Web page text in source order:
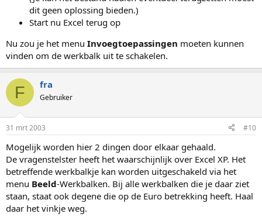
dit geen oplossing bieden.)
Start nu Excel terug op
Nu zou je het menu Invoegtoepassingen moeten kunnen
vinden om de werkbalk uit te schakelen.
F fra
Gebruiker
31 mrt 2003 #10
Mogelijk worden hier 2 dingen door elkaar gehaald.
De vragenstelster heeft het waarschijnlijk over Excel XP. Het
betreffende werkbalkje kan worden uitgeschakeld via het
menu Beeld-Werkbalken. Bij alle werkbalken die je daar ziet
staan, staat ook degene die op de Euro betrekking heeft. Haal
daar het vinkje weg.